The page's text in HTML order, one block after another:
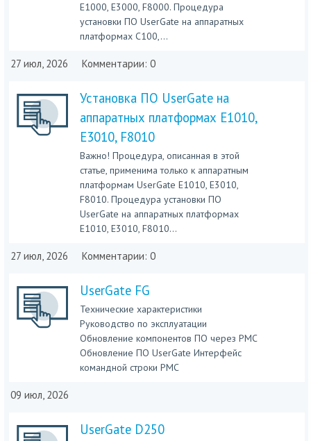
E1000, E3000, F8000. Процедура
установки ПО UserGate на аппаратных
платформах C100,...
27 июл, 2026 Комментарии: 0
Установка ПО UserGate на
аппаратных платформах E1010,
E3010, F8010
Важно! Процедура, описанная в этой
статье, применима только к аппаратным
платформам UserGate E1010, E3010,
F8010. Процедура установки ПО
UserGate на аппаратных платформах
E1010, E3010, F8010...
27 июл, 2026 Комментарии: 0
UserGate FG
Технические характеристики
Руководство по эксплуатации
Обновление компонентов ПО через PMC
Обновление ПО UserGate Интерфейс
командной строки PMC
09 июл, 2026
UserGate D250